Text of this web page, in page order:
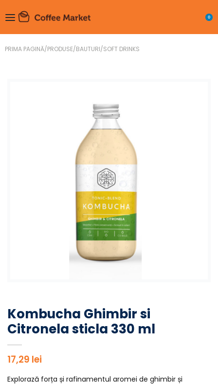
0
PRIMA PAGINĂ/PRODUSE/BAUTURI/SOFT DRINKS
Kombucha Ghimbir si
Citronela sticla 330 ml
17,29 lei
Explorază forța și rafinamentul aromei de ghimbir și